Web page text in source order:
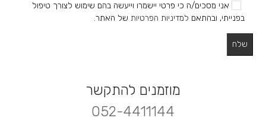
אני מסכים/ה כי פרטי יישמרו וייעשה בהם שימוש לצורך טיפול
בפנייתי, ובהתאם למדיניות הפרטיות של האתר.
מוזמנים להתקשר
052-4411144